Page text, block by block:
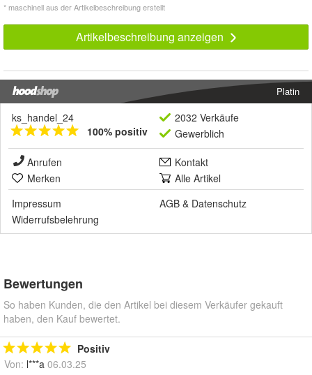
* maschinell aus der Artikelbeschreibung erstellt
Artikelbeschreibung anzeigen
Platin
ks_handel_24
100% positiv
2032 Verkäufe
Gewerblich
Anrufen
Kontakt
Merken
Alle Artikel
Impressum
AGB & Datenschutz
Widerrufsbelehrung
Bewertungen
So haben Kunden, die den Artikel bei diesem Verkäufer gekauft
haben, den Kauf bewertet.
Positiv
Von: l***a 06.03.25